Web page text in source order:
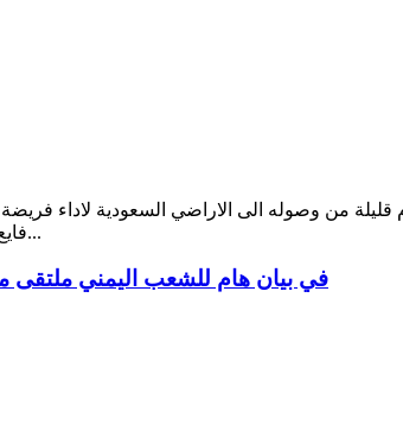
قليلة من وصوله الى الاراضي السعودية لاداء
فايع ٧٠ عاما شعر بدوخة عقب صلاة الفجر في الحرم المكي وطلب ممن كانوا...
في بيان هام للشعب اليمني